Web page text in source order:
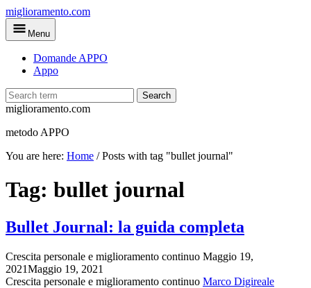
Skip
to
main
miglioramento.com
Menu
Domande APPO
Appo
Search
miglioramento.com
metodo APPO
You are here: Home /Posts with tag "bullet journal"
Tag: bullet journal
Bullet Journal: la guida completa
Crescita personale e miglioramento continuo Maggio 19,
2021Maggio 19, 2021
Crescita personale e miglioramento continuo Marco Digireale